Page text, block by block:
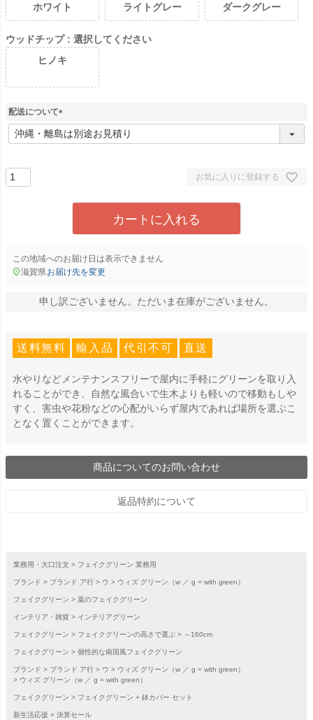
ホワイト ライトグレー ダークグレー
ウッドチップ
選択してください
ヒノキ
配送について
(
必
お気に入りに登録する
カートに入れる
この地域へのお届け日は表示できません
滋賀県お届け先を変更
申し訳ございません。ただいま在庫がございません。
送料無料 輸入品 代引不可 直送
水やりなどメンテナンスフリーで屋内に手軽にグリーンを取り入
れることができ、自然な風合いで生木よりも軽いので移動もしや
すく、害虫や花粉などの心配がいらず屋内であれば場所を選ぶこ
となく置くことができます。
商品についてのお問い合わせ
返品特約について
業務用・大口注文 フェイクグリーン 業務用
ブランド ブランド ア行 ウ ウィズ グリーン（w ／ g = with green）
フェイクグリーン 葉のフェイクグリーン
インテリア・雑貨 インテリアグリーン
フェイクグリーン フェイクグリーンの高さで選ぶ ～160cm
フェイクグリーン 個性的な南国風フェイクグリーン
ブランド ブランド ア行 ウ
ウィズ グリーン（w ／ g = with green）
ウィズ グリーン（w ／ g = with green）
フェイクグリーン フェイクグリーン + 鉢カバー セット
新生活応援 × 決算セール